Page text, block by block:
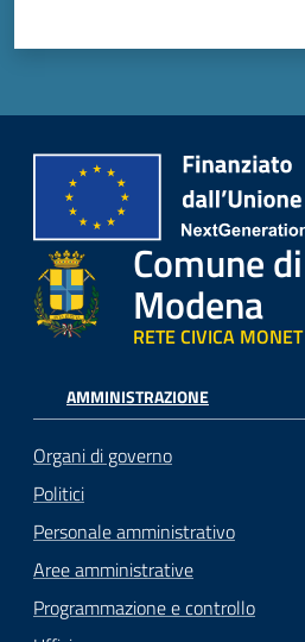
Comune di
Modena
RETE CIVICA MONET
AMMINISTRAZIONE
Organi di governo
Politici
Personale amministrativo
Aree amministrative
Programmazione e controllo